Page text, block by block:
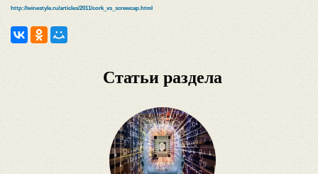
http://winestyle.ru/articles/2011/cork_vs_screwcap.html
Статьи раздела